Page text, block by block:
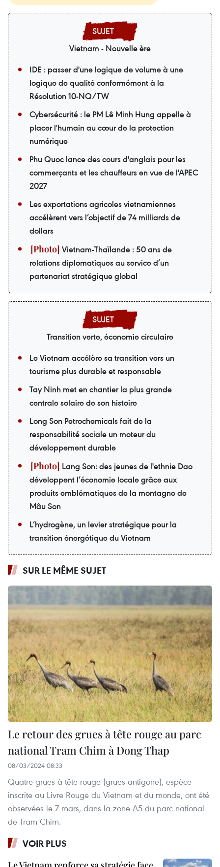
Vietnam - Nouvelle ère
IDE : passer d'une logique de volume à une
logique de qualité conformément à la
Résolution 10-NQ/TW
Cybersécurité : le PM Lê Minh Hung appelle à
placer l'humain au cœur de la protection
numérique
Phu Quoc lance des cours d'anglais pour les
commerçants et les chauffeurs en vue de l'APEC
2027
Les exportations agricoles vietnamiennes
accélèrent vers l’objectif de 74 milliards de
dollars
Vietnam-Thaïlande : 50 ans de
relations diplomatiques au service d’un
partenariat stratégique global
Transition verte, économie circulaire
Le Vietnam accélère sa transition vers un
tourisme plus durable et responsable
Tay Ninh met en chantier la plus grande
centrale solaire de son histoire
Long Son Petrochemicals fait de la
responsabilité sociale un moteur du
développement durable
Lang Son: des jeunes de l'ethnie Dao
développent l’économie locale grâce aux
produits emblématiques de la montagne de
Mâu Son
L’hydrogène, un levier stratégique pour la
transition énergétique du Vietnam
SUR LE MÊME SUJET
Le retour des grues à tête rouge au parc
national Tram Chim à Dong Thap
08/03/2024 08:33
Quatre grues à tête rouge (grues antigone), espèce
inscrite au Livre Rouge du Vietnam et du monde, ont été
observées le 7 mars, dans la zone A5 du parc national
de Tram Chim.
VOIR PLUS